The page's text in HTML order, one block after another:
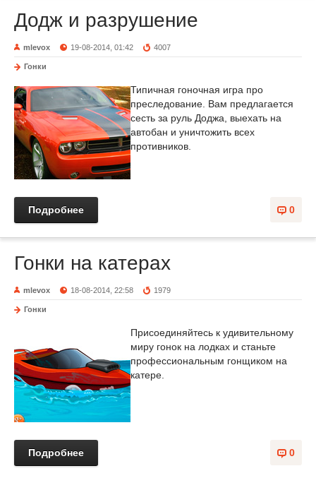
Додж и разрушение
mlevox 19-08-2014, 01:42 4007
Гонки
Типичная гоночная игра про
преследование. Вам предлагается
сесть за руль Доджа, выехать на
автобан и уничтожить всех
противников.
0
Подробнее
Гонки на катерах
mlevox 18-08-2014, 22:58 1979
Гонки
Присоединяйтесь к удивительному
миру гонок на лодках и станьте
профессиональным гонщиком на
катере.
0
Подробнее